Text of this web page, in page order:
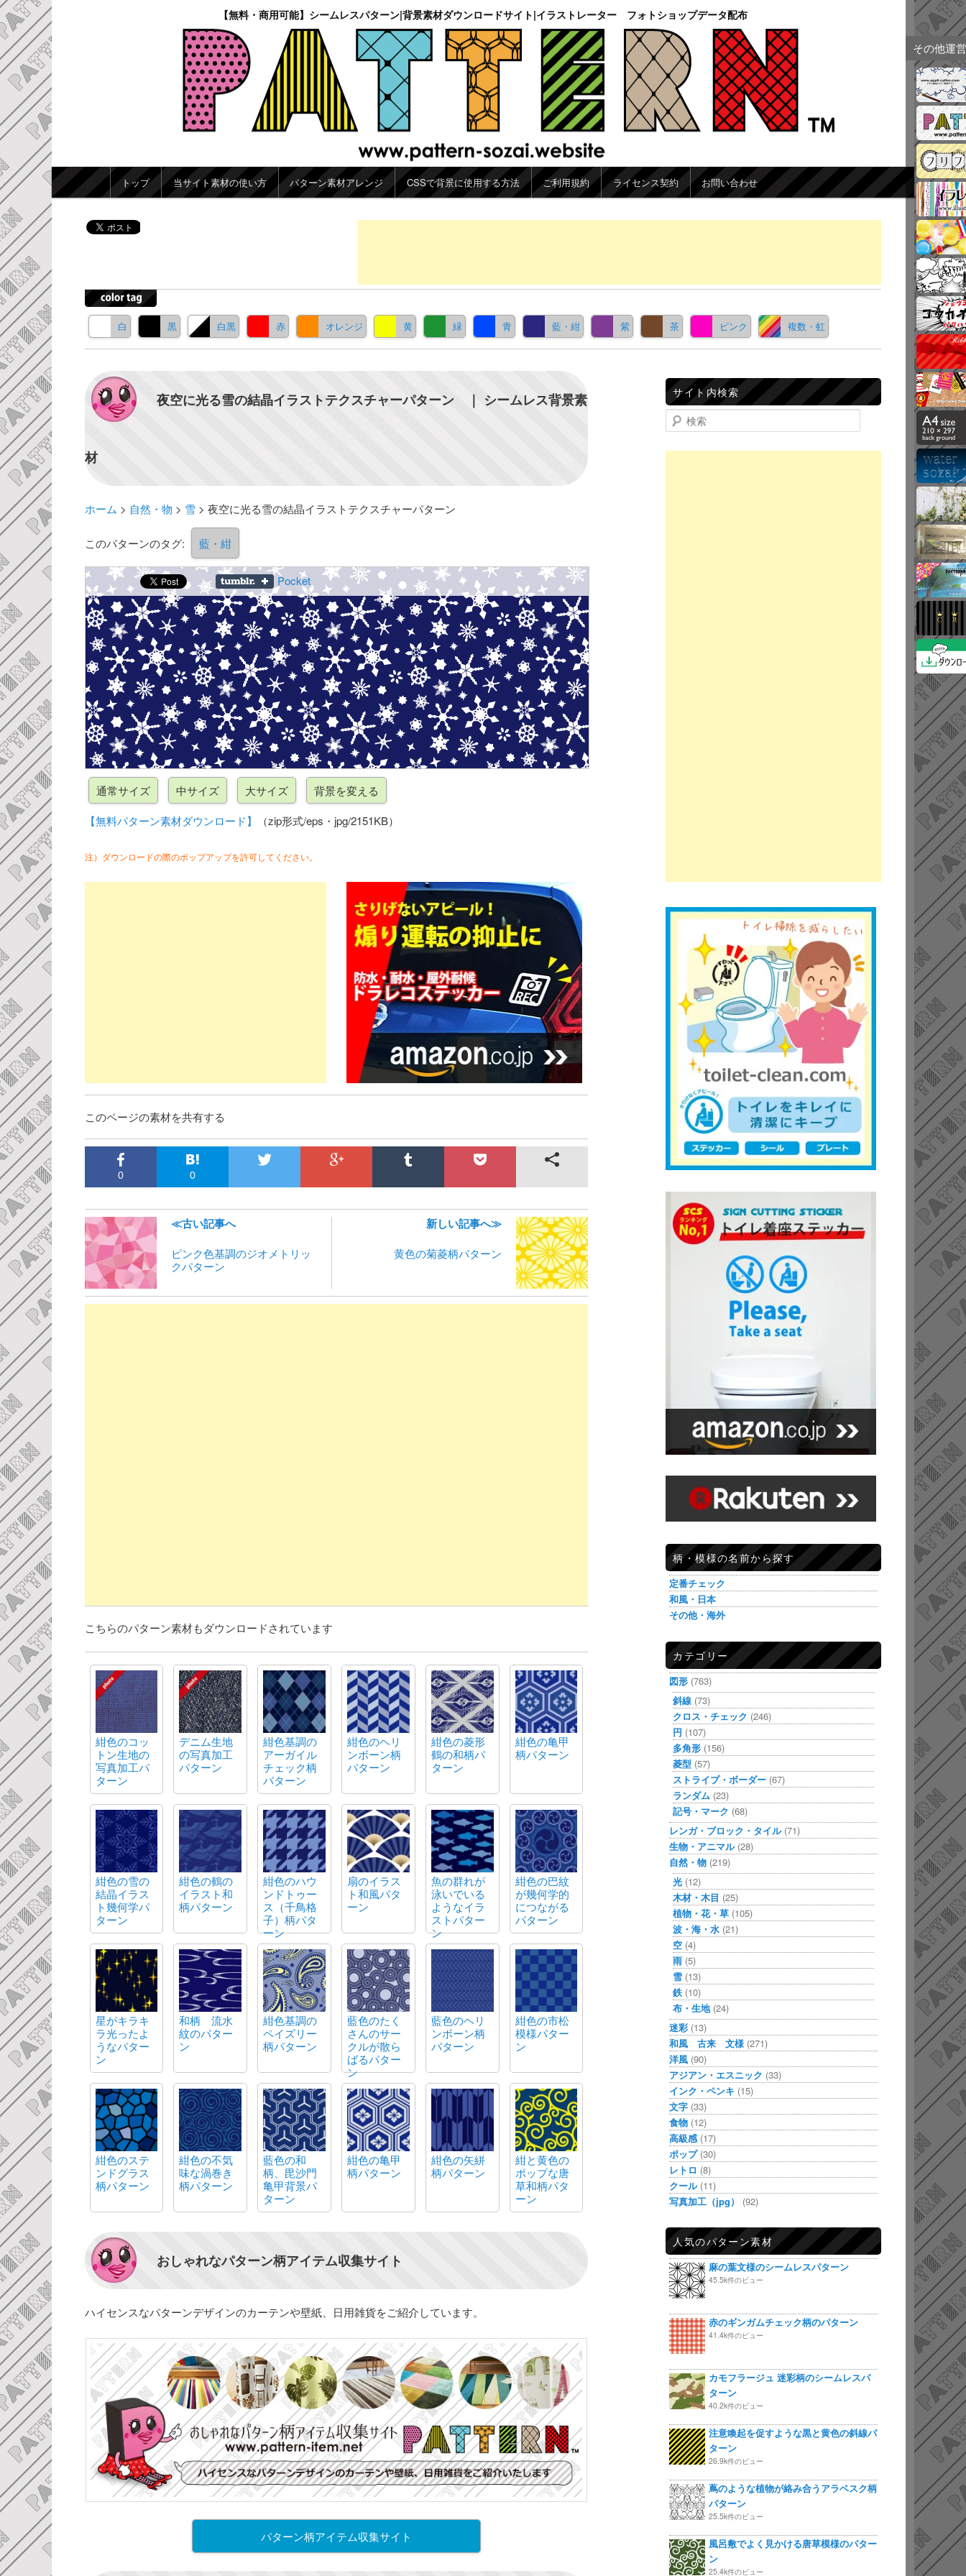
【無料・商用可能】シームレスパターン|背景素材ダウンロードサイト|イラストレーター フォトショップデータ配布
メインメニュー
メインコンテンツへ移動
サブコンテンツへ移動
トップ 当サイト素材の使い方 パターン素材アレンジ CSSで背景に使用する方法 ご利用規約 ライセンス契約 お問い合わせ
白 黒 白黒 赤 オレンジ 黄 緑 青 藍・紺 紫 茶 ピンク 複数・虹
夜空に光る雪の結晶イラストテクスチャーパターン ｜ シームレス背景素
材
ホーム > 自然・物 > 雪> 夜空に光る雪の結晶イラストテクスチャーパターン
このパターンのタグ: 藍・紺
Pocket
【無料パターン素材ダウンロード】 （zip形式/eps・jpg/2151KB）
注）ダウンロードの際のポップアップを許可してください。
このページの素材を共有する
0 0
≪古い記事へ
ピンク色基調のジオメトリッ
クパターン
新しい記事へ≫
黄色の菊菱柄パターン
こちらのパターン素材もダウンロードされています
紺色のコッ
トン生地の
写真加工パ
ターン
デニム生地
の写真加工
パターン
紺色基調の
アーガイル
チェック柄
パターン
紺色のヘリ
ンボーン柄
パターン
紺色の菱形
鶴の和柄パ
ターン
紺色の亀甲
柄パターン
紺色の雪の
結晶イラス
ト幾何学パ
ターン
紺色の鶴の
イラスト和
柄パターン
紺色のハウ
ンドトゥー
ス（千鳥格
子）柄パタ
ーン
扇のイラス
ト和風パタ
ーン
魚の群れが
泳いでいる
ようなイラ
ストパター
ン
紺色の巴紋
が幾何学的
につながる
パターン
星がキラキ
ラ光ったよ
うなパター
ン
和柄 流水
紋のパター
ン
紺色基調の
ペイズリー
柄パターン
藍色のたく
さんのサー
クルが散ら
ばるパター
ン
藍色のヘリ
ンボーン柄
パターン
紺色の市松
模様パター
ン
紺色のステ
ンドグラス
柄パターン
紺色の不気
味な渦巻き
柄パターン
藍色の和
柄、毘沙門
亀甲背景パ
ターン
紺色の亀甲
柄パターン
紺色の矢絣
柄パターン
紺と黄色の
ポップな唐
草和柄パタ
ーン
おしゃれなパターン柄アイテム収集サイト
ハイセンスなパターンデザインのカーテンや壁紙、日用雑貨をご紹介しています。
パターン柄アイテム収集サイト
サイト内検索
検索
柄・模様の名前から探す
定番チェック
和風・日本
その他・海外
カテゴリー
図形 (763)
斜線 (73)
クロス・チェック (246)
円 (107)
多角形 (156)
菱型 (57)
ストライプ・ボーダー (67)
ランダム (23)
記号・マーク (68)
レンガ・ブロック・タイル(71)
生物・アニマル(28)
自然・物 (219)
光 (12)
木材・木目 (25)
植物・花・草 (105)
波・海・水 (21)
空 (4)
雨 (5)
雪 (13)
鉄 (10)
布・生地(24)
迷彩 (13)
和風 古来 文様 (271)
洋風 (90)
アジアン・エスニック (33)
インク・ペンキ (15)
文字 (33)
食物 (12)
高級感 (17)
ポップ(30)
レトロ (8)
クール(11)
写真加工（jpg）
(92)
人気のパターン素材
麻の葉文様のシームレスパターン
45.5k件のビュー
赤のギンガムチェック柄のパターン
41.4k件のビュー
カモフラージュ 迷彩柄のシームレスパ
ターン
40.2k件のビュー
注意喚起を促すような黒と黄色の斜線パ
ターン
26.9k件のビュー
蔦のような植物が絡み合うアラベスク柄
パターン
25.5k件のビュー
風呂敷でよく見かける唐草模様のパター
ン
25.4k件のビュー
その他運